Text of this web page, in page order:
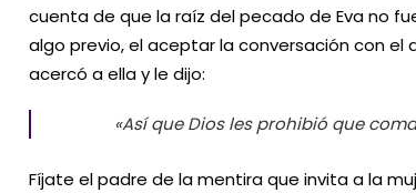
cuenta de que la raíz del pecado de Eva no
algo previo, el aceptar la conversación con el
acercó a ella y le dijo:
«Así que Dios les prohibió que
Fíjate el padre de la mentira que invita a la